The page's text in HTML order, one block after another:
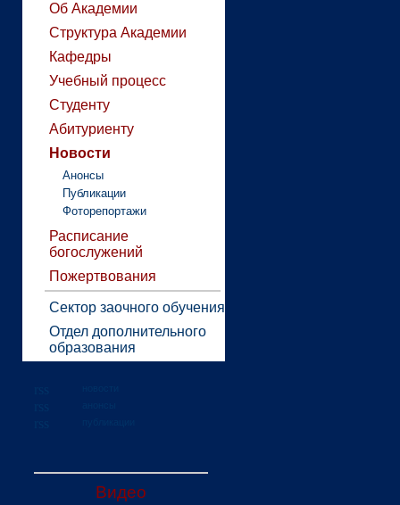
Об Академии
Структура Академии
Кафедры
Учебный процесс
Студенту
Абитуриенту
Новости
Анонсы
Публикации
Фоторепортажи
Расписание
богослужений
Пожертвования
Сектор заочного обучения
Отдел дополнительного
образования
Видео